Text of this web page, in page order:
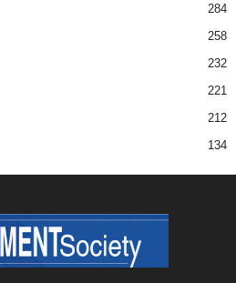
284
258
232
221
212
134